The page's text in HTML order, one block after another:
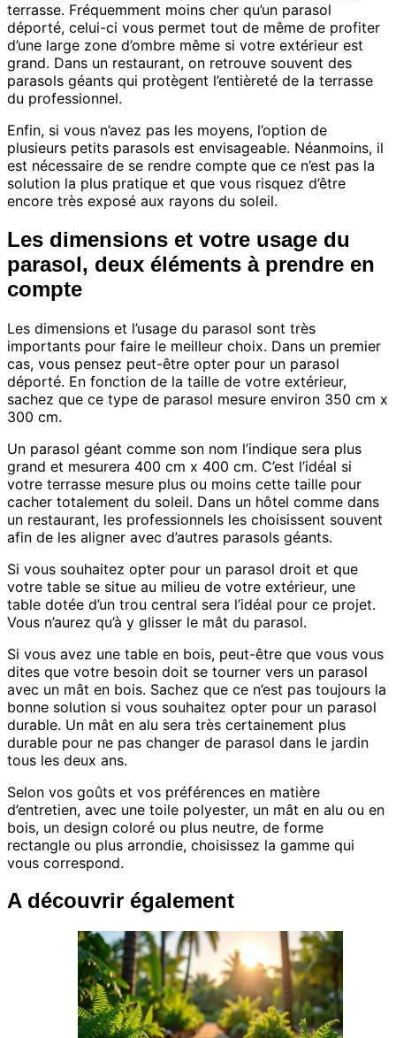
terrasse. Fréquemment moins cher qu’un parasol
déporté, celui-ci vous permet tout de même de profiter
d’une large zone d’ombre même si votre extérieur est
grand. Dans un restaurant, on retrouve souvent des
parasols géants qui protègent l’entièreté de la terrasse
du professionnel.
Enfin, si vous n’avez pas les moyens, l’option de
plusieurs petits parasols est envisageable. Néanmoins, il
est nécessaire de se rendre compte que ce n’est pas la
solution la plus pratique et que vous risquez d’être
encore très exposé aux rayons du soleil.
Les dimensions et votre usage du
parasol, deux éléments à prendre en
compte
Les dimensions et l’usage du parasol sont très
importants pour faire le meilleur choix. Dans un premier
cas, vous pensez peut-être opter pour un parasol
déporté. En fonction de la taille de votre extérieur,
sachez que ce type de parasol mesure environ 350 cm x
300 cm.
Un parasol géant comme son nom l’indique sera plus
grand et mesurera 400 cm x 400 cm. C’est l’idéal si
votre terrasse mesure plus ou moins cette taille pour
cacher totalement du soleil. Dans un hôtel comme dans
un restaurant, les professionnels les choisissent souvent
afin de les aligner avec d’autres parasols géants.
Si vous souhaitez opter pour un parasol droit et que
votre table se situe au milieu de votre extérieur, une
table dotée d’un trou central sera l’idéal pour ce projet.
Vous n’aurez qu’à y glisser le mât du parasol.
Si vous avez une table en bois, peut-être que vous vous
dites que votre besoin doit se tourner vers un parasol
avec un mât en bois. Sachez que ce n’est pas toujours la
bonne solution si vous souhaitez opter pour un parasol
durable. Un mât en alu sera très certainement plus
durable pour ne pas changer de parasol dans le jardin
tous les deux ans.
Selon vos goûts et vos préférences en matière
d’entretien, avec une toile polyester, un mât en alu ou en
bois, un design coloré ou plus neutre, de forme
rectangle ou plus arrondie, choisissez la gamme qui
vous correspond.
A découvrir également